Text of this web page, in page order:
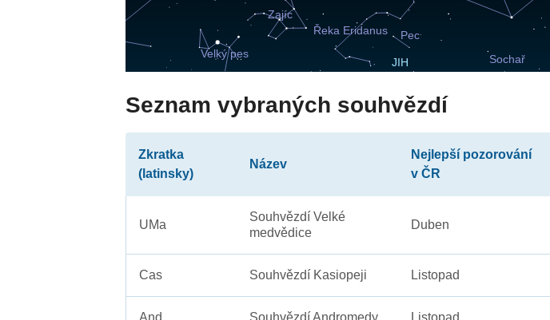
Seznam vybraných souhvězdí
Zkratka
(latinsky)
Název
Nejlepší pozorování
v ČR
UMa
Souhvězdí Velké
medvědice
Duben
Cas Souhvězdí Kasiopeji Listopad
And Souhvězdí Andromedy Listopad